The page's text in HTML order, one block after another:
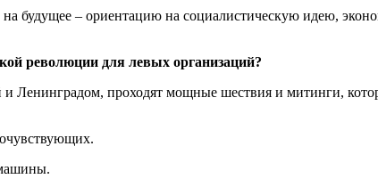
будущее – ориентацию на социалистическую идею,
революции для левых организаций?
Ленинградом, проходят мощные шествия и митинги,